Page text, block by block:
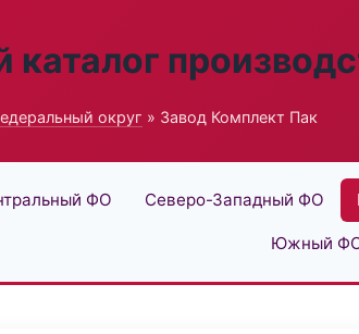
каталог
округ » Завод Комплект Пак
ФО Северо-Западный ФО
Южный